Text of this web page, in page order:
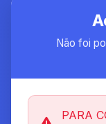
Não foi
PARA